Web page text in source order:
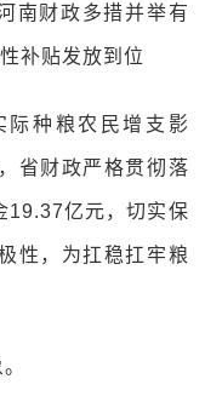
南财政多措并举有
补贴发放到位
际种粮农民增支影
省财政严格贯彻落
19.37亿元，切实保
性，为扛稳扛牢粮